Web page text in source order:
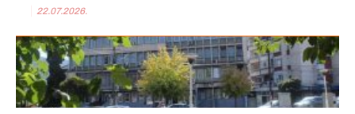
22.07.2026.